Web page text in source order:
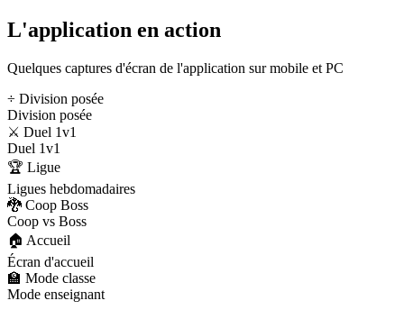
L'application en action
Quelques captures d'écran de l'application sur mobile et PC
÷ Division posée
Division posée
⚔️ Duel 1v1
Duel 1v1
🏆 Ligue
Ligues hebdomadaires
🐉 Coop Boss
Coop vs Boss
🏠 Accueil
Écran d'accueil
🏫 Mode classe
Mode enseignant